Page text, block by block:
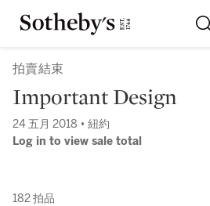
拍賣結束
Important Design
24 五月 2018 • 紐約
Log in to view sale total
182 拍品